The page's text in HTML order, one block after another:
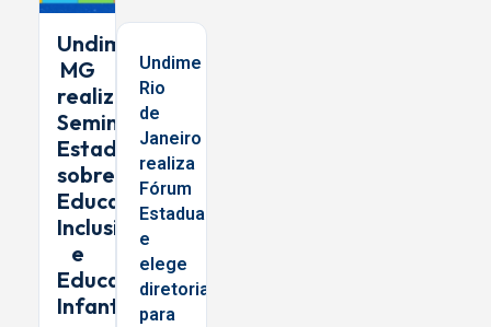
Undime
MG
realiza
Seminário
Estadual
sobre
Educação
Inclusiva
e
Educação
Infantil
Undime
Rio
de
Janeiro
realiza
Fórum
Estadual
e
elege
diretoria
para